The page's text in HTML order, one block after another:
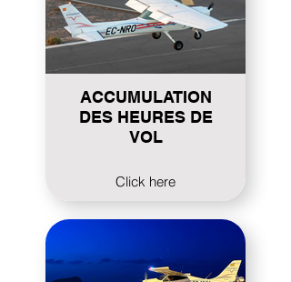
ACCUMULATION
DES HEURES DE
VOL
Click here